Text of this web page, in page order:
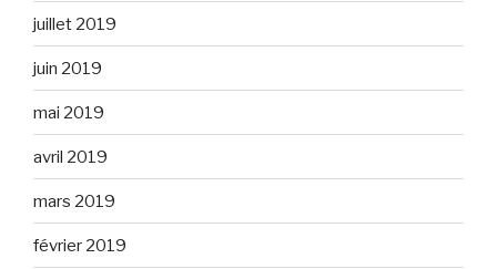
juillet 2019
juin 2019
mai 2019
avril 2019
mars 2019
février 2019